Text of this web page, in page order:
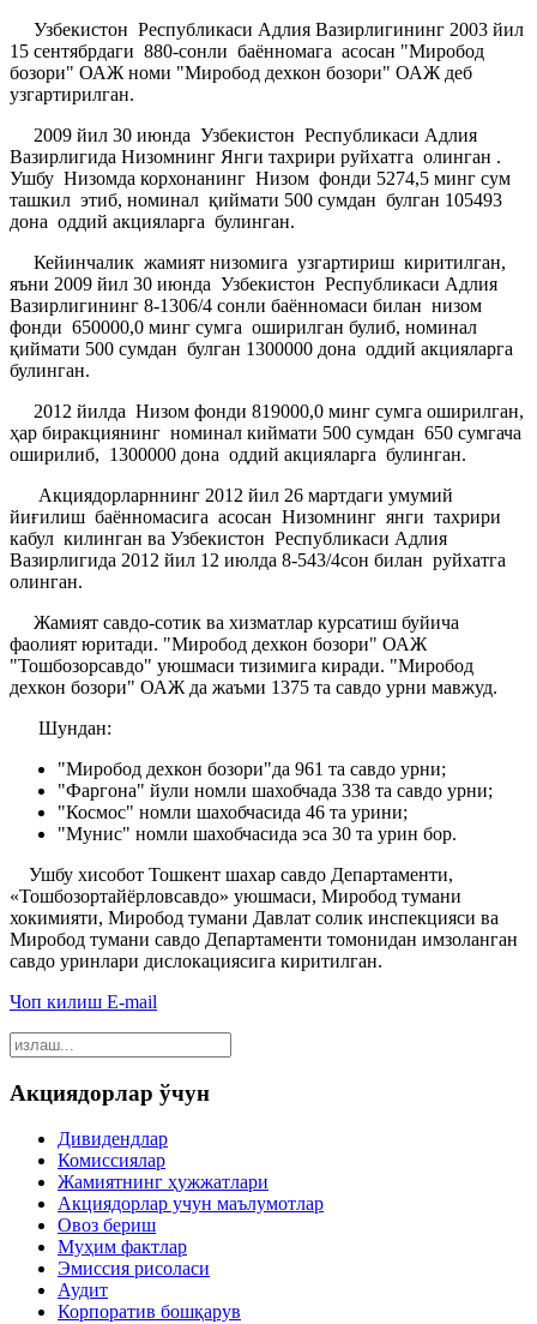
Узбекистон Республикаси Адлия Вазирлигининг 2003 йил
15 сентябрдаги 880-сонли баённомага асосан "Миробод
бозори" ОАЖ номи "Миробод дехкон бозори" ОАЖ деб
узгартирилган.
2009 йил 30 июнда Узбекистон Республикаси Адлия
Вазирлигида Низомнинг Янги тахрири руйхатга олинган .
Ушбу Низомда корхонанинг Низом фонди 5274,5 минг сум
ташкил этиб, номинал қиймати 500 сумдан булган 105493
дона оддий акцияларга булинган.
Кейинчалик жамият низомига узгартириш киритилган,
яъни 2009 йил 30 июнда Узбекистон Республикаси Адлия
Вазирлигининг 8-1306/4 сонли баённомаси билан низом
фонди 650000,0 минг сумга оширилган булиб, номинал
қиймати 500 сумдан булган 1300000 дона оддий акцияларга
булинган.
2012 йилда Низом фонди 819000,0 минг сумга оширилган,
ҳар биракциянинг номинал киймати 500 сумдан 650 сумгача
оширилиб, 1300000 дона оддий акцияларга булинган.
Акциядорларннинг 2012 йил 26 мартдаги умумий
йиғилиш баённомасига асосан Низомнинг янги тахрири
кабул килинган ва Узбекистон Республикаси Адлия
Вазирлигида 2012 йил 12 июлда 8-543/4сон билан руйхатга
олинган.
Жамият савдо-сотик ва хизматлар курсатиш буйича
фаолият юритади. "Миробод дехкон бозори" ОАЖ
"Тошбозорсавдо" уюшмаси тизимига киради. "Миробод
дехкон бозори" ОАЖ да жаъми 1375 та савдо урни мавжуд.
Шундан:
"Миробод дехкон бозори"да 961 та савдо урни;
"Фаргона" йули номли шахобчада 338 та савдо урни;
"Космос" номли шахобчасида 46 та урини;
"Мунис" номли шахобчасида эса 30 та урин бор.
Ушбу хисобот Тошкент шахар савдо Департаменти,
«Тошбозортайёрловсавдо» уюшмаси, Миробод тумани
хокимияти, Миробод тумани Давлат солик инспекцияси ва
Миробод тумани савдо Департаменти томонидан имзоланган
савдо уринлари дислокациясига киритилган.
Чоп килиш E-mail
Акциядорлар ўчун
Дивидендлар
Комиссиялар
Жамиятнинг ҳужжатлари
Акциядорлар учун маълумотлар
Овоз бериш
Муҳим фактлар
Эмиссия рисоласи
Аудит
Корпоратив бошқарув